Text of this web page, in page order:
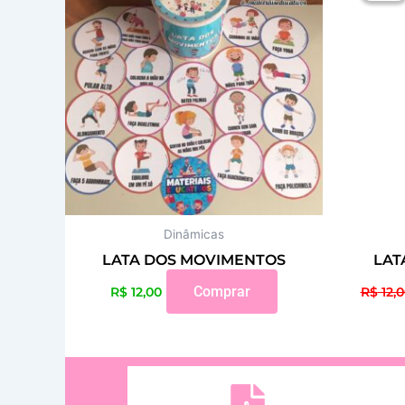
Dinâmicas
LATA DOS MOVIMENTOS
R$ 12,00 Comprar R$